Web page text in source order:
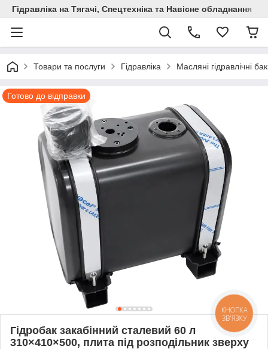
Гідравліка на Тягачі, Спецтехніка та Навісне обладнання
Товари та послуги Гідравліка Масляні гідравлічні
Готово до відправки
Гідробак закабінний сталевий 60 л
310×410×500, плита під розподільник зверху
КНОПКА
ЗВ'ЯЗКУ